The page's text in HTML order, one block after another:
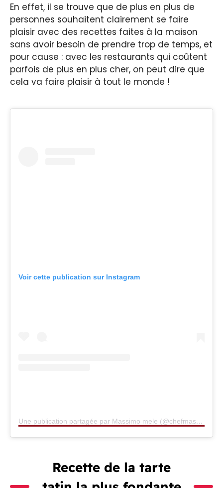
En effet, il se trouve que de plus en plus de
personnes souhaitent clairement se faire
plaisir avec des recettes faites à la maison
sans avoir besoin de prendre trop de temps, et
pour cause : avec les restaurants qui coûtent
parfois de plus en plus cher, on peut dire que
cela va faire plaisir à tout le monde !
Voir cette publication sur Instagram
Une publication partagée par Massimo mele (@chefmassimomele)
Recette de la tarte